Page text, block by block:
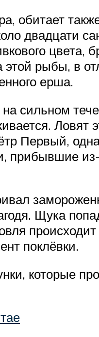
обитает
двадцати
рыбы, в
ерша.
сильном
Первый,
прибывшие
Щука
поклёвки.
которые